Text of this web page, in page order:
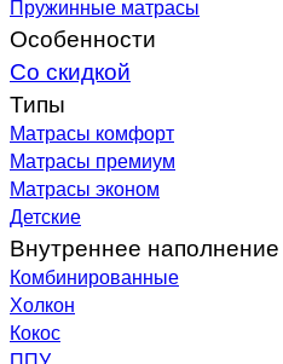
Пружинные матрасы
Особенности
Со скидкой
Типы
Матрасы комфорт
Матрасы премиум
Матрасы эконом
Детские
Внутреннее наполнение
Комбинированные
Холкон
Кокос